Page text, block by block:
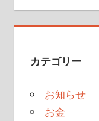
カテゴリー
お知らせ
お金